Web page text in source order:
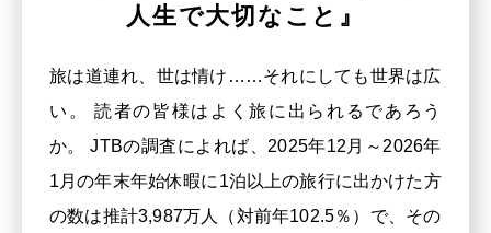
人生で大切なこと』
旅は道連れ、世は情け……それにしても世界は広
い。 読者の皆様はよく旅に出られるであろう
か。 JTBの調査によれば、2025年12月～2026年
1月の年末年始休暇に1泊以上の旅行に出かけた方
の数は推計3,987万人（対前年102.5％）で、その